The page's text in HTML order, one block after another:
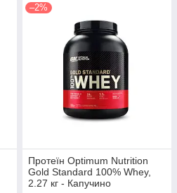
–2%
Протеїн Optimum Nutrition
Gold Standard 100% Whey,
2.27 кг - Капучино